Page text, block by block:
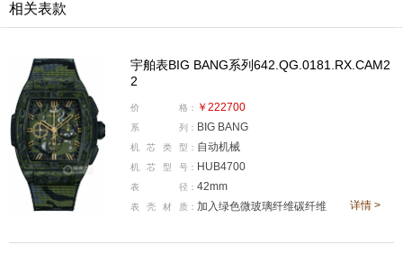
相关表款
宇舶表BIG BANG系列642.QG.0181.RX.CAM2
2
价 格： ￥222700
系 列： BIG BANG
机 芯 类 型： 自动机械
机 芯 型 号： HUB4700
表 径： 42mm
表 壳 材 质： 加入绿色微玻璃纤维碳纤维 详情 >